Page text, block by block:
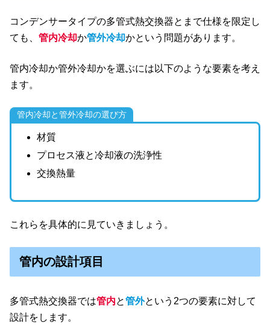
コンデンサータイプの多管式熱交換器とまで仕様を限定し
ても、 管内冷却か管外冷却かという問題があります。
管内冷却か管外冷却かを選ぶには以下のような要素を考え
ます。
管内冷却と管外冷却の選び方
材質
プロセス液と冷却液の洗浄性
交換熱量
これらを具体的に見ていきましょう。
管内の設計項目
多管式熱交換器では管内と管外という2つの要素に対して
設計をします。